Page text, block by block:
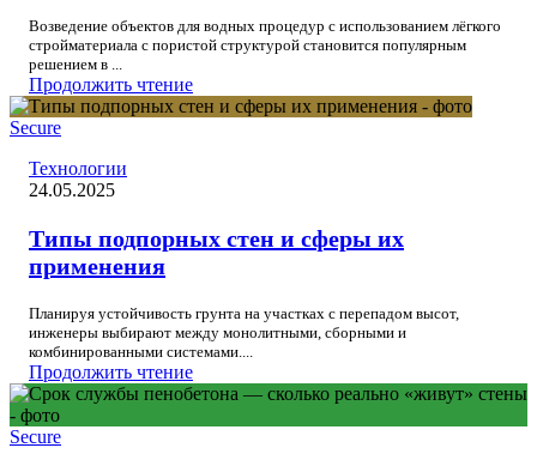
Возведение объектов для водных процедур с использованием лёгкого
стройматериала с пористой структурой становится популярным
решением в ...
Продолжить чтение
Secure
Технологии
24.05.2025
Типы подпорных стен и сферы их
применения
Планируя устойчивость грунта на участках с перепадом высот,
инженеры выбирают между монолитными, сборными и
комбинированными системами....
Продолжить чтение
Secure